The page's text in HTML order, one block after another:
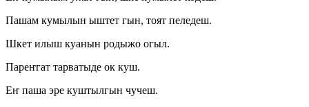
Пашам кумылын ыштет гын, тоят пеледеш.
Шкет илыш куанын родыжо огыл.
Пареҥгат тарватыде ок куш.
Еҥ паша эре куштылгын чучеш.